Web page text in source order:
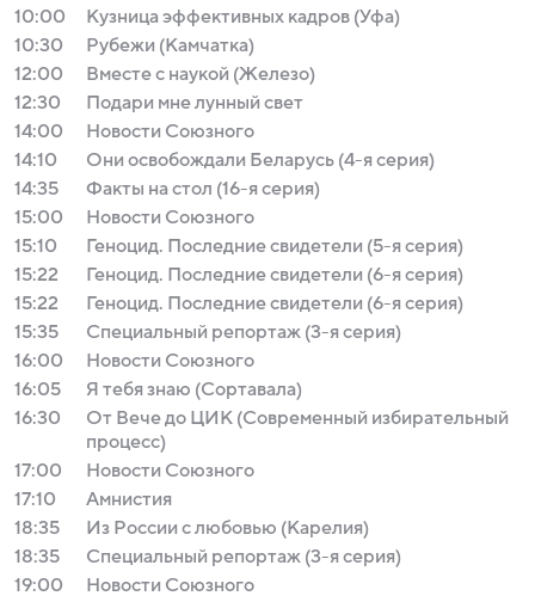
10:00
Кузница эффективных кадров (Уфа)
10:30
Рубежи (Камчатка)
12:00
Вместе с наукой (Железо)
12:30
Подари мне лунный свет
14:00
Новости Союзного
14:10
Они освобождали Беларусь (4-я серия)
14:35
Факты на стол (16-я серия)
15:00
Новости Союзного
15:10
Геноцид. Последние свидетели (5-я серия)
15:22
Геноцид. Последние свидетели (6-я серия)
15:22
Геноцид. Последние свидетели (6-я серия)
15:35
Специальный репортаж (3-я серия)
16:00
Новости Союзного
16:05
Я тебя знаю (Сортавала)
16:30
От Вече до ЦИК (Современный избирательный
процесс)
17:00
Новости Союзного
17:10
Амнистия
18:35
Из России с любовью (Карелия)
18:35
Специальный репортаж (3-я серия)
19:00
Новости Союзного